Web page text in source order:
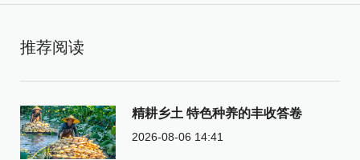
推荐阅读
精耕乡土 特色种养的丰收答卷
2026-08-06 14:41